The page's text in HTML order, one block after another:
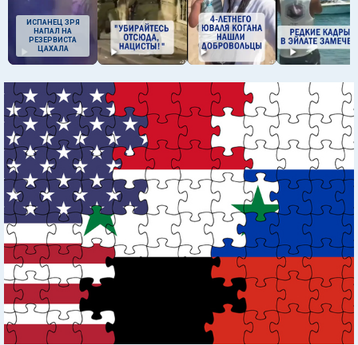
ИСПАНЕЦ ЗРЯ
НАПАЛ НА
РЕЗЕРВИСТА
ЦАХАЛА